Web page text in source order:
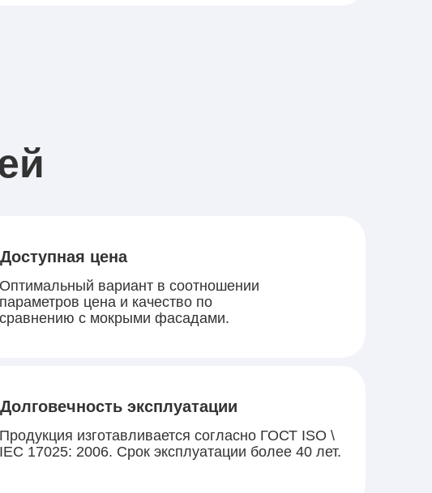
Долговечность эксплуатации
Продукция изготавливается согласно ГОСТ ISO \
IEC 17025: 2006. Срок эксплуатации более 40 лет.
Доступная цена
Оптимальный вариант в соотношении
параметров цена и качество по
сравнению с мокрыми фасадами.